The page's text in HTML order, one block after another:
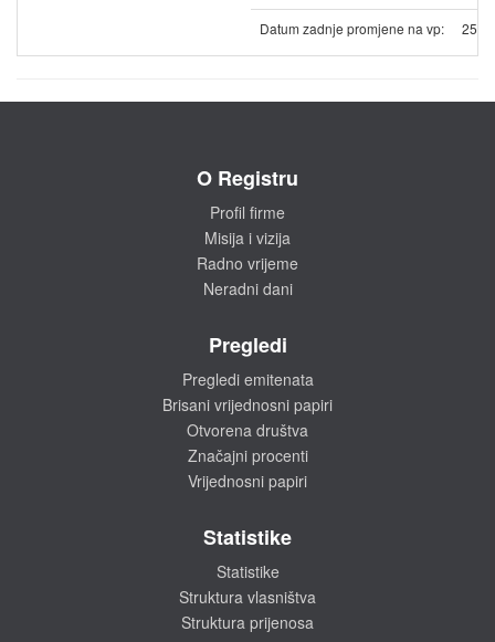
Datum zadnje promjene na vp:
O Registru
Profil firme
Misija i vizija
Radno vrijeme
Neradni dani
Pregledi
Pregledi emitenata
Brisani vrijednosni papiri
Otvorena društva
Značajni procenti
Vrijednosni papiri
Statistike
Statistike
Struktura vlasništva
Struktura prijenosa